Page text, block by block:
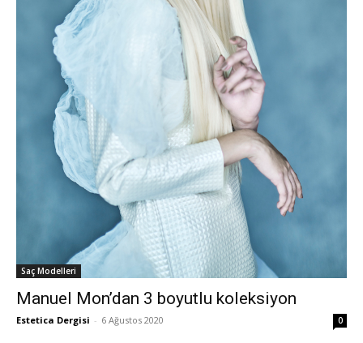
Saç Modelleri
Manuel Mon’dan 3 boyutlu koleksiyon
Estetica Dergisi - 6 Ağustos 2020 0